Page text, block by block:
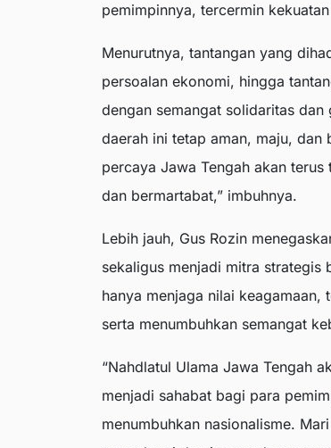
pemimpinnya, tercermin
Menurutnya, tantangan yang
persoalan ekonomi, hingga
dengan semangat solidaritas
daerah ini tetap aman, maju,
percaya Jawa Tengah akan
dan bermartabat,” imbuhnya.
Lebih jauh, Gus Rozin
sekaligus menjadi mitra strategis
hanya menjaga nilai
serta menumbuhkan semangat
“Nahdlatul Ulama Jawa Tengah
menjadi sahabat bagi para
menumbuhkan nasionalisme.